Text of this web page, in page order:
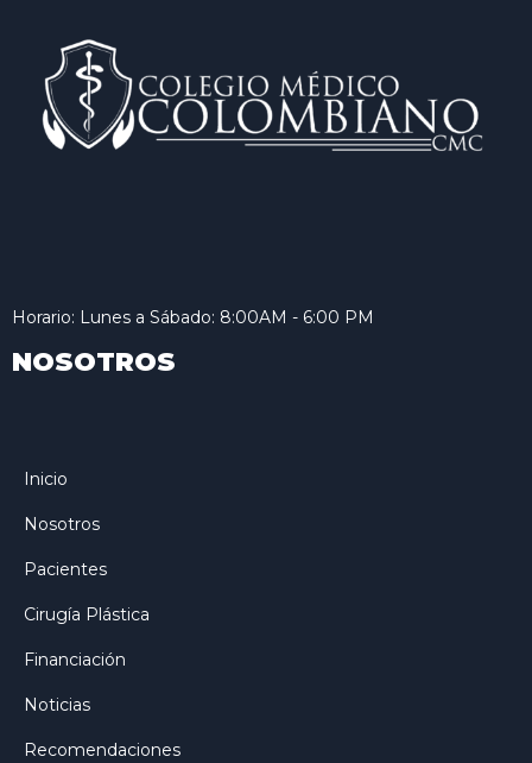
Horario: Lunes a Sábado: 8:00AM - 6:00 PM
NOSOTROS
Inicio
Nosotros
Pacientes
Cirugía Plástica
Financiación
Noticias
Recomendaciones